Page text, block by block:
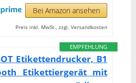
Bei Amazon ansehen
Preis inkl. MwSt., zzgl. Versandkosten
EMPFEHLUNG
Etikettendrucker, B1
Etikettiergerät mit